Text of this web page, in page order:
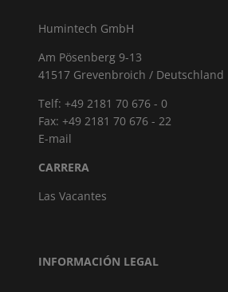
Humintech GmbH
Am Pösenberg 9-13
41517 Grevenbroich / Deutschland
Telf: +49 2181 70 676 - 0
Fax: +49 2181 70 676 - 22
E-mail
CARRERA
Las Vacantes
INFORMACIÓN LEGAL